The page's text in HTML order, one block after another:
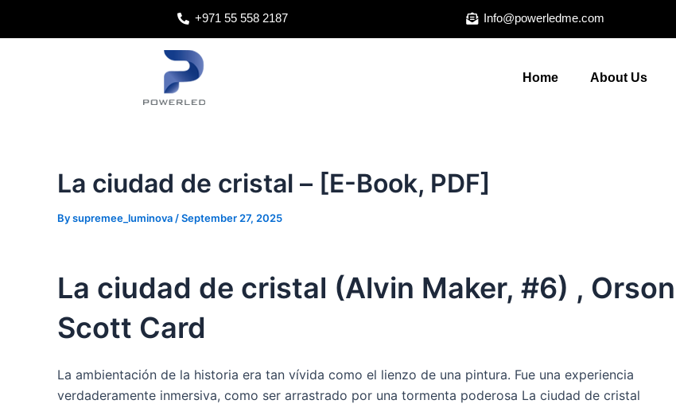
+971 55 558 2187 Info@powerledme.com
Home About Us
La ciudad de cristal – [E-Book, PDF]
Bysupremee_luminova /September 27, 2025
La ciudad de cristal (Alvin Maker, #6) , Orson
Scott Card
La ambientación de la historia era tan vívida como el lienzo de una pintura. Fue una experiencia
verdaderamente inmersiva, como ser arrastrado por una tormenta poderosa La ciudad de cristal